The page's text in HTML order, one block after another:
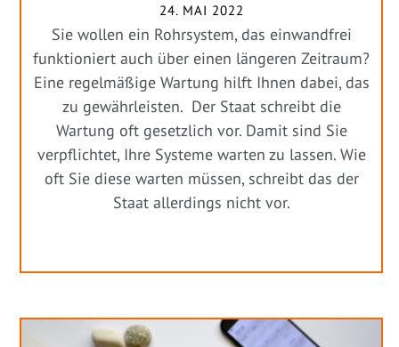
24. MAI 2022
Sie wollen ein Rohrsystem, das einwandfrei
funktioniert auch über einen längeren Zeitraum?
Eine regelmäßige Wartung hilft Ihnen dabei, das
zu gewährleisten. Der Staat schreibt die
Wartung oft gesetzlich vor. Damit sind Sie
verpflichtet, Ihre Systeme warten zu lassen. Wie
oft Sie diese warten müssen, schreibt das der
Staat allerdings nicht vor.